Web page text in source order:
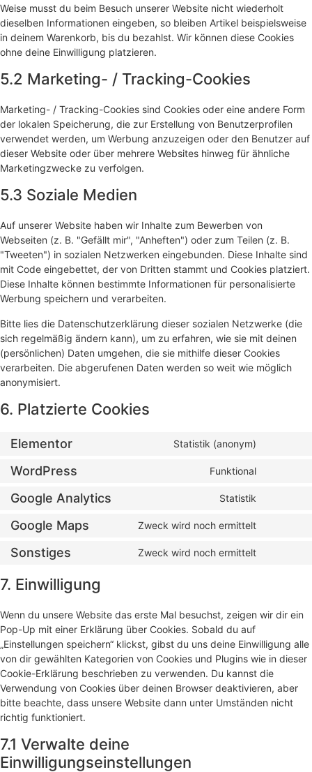
Weise musst du beim Besuch unserer Website nicht wiederholt
dieselben Informationen eingeben, so bleiben Artikel beispielsweise
in deinem Warenkorb, bis du bezahlst. Wir können diese Cookies
ohne deine Einwilligung platzieren.
5.2 Marketing- / Tracking-Cookies
Marketing- / Tracking-Cookies sind Cookies oder eine andere Form
der lokalen Speicherung, die zur Erstellung von Benutzerprofilen
verwendet werden, um Werbung anzuzeigen oder den Benutzer auf
dieser Website oder über mehrere Websites hinweg für ähnliche
Marketingzwecke zu verfolgen.
5.3 Soziale Medien
Auf unserer Website haben wir Inhalte zum Bewerben von
Webseiten (z. B. "Gefällt mir", "Anheften") oder zum Teilen (z. B.
"Tweeten") in sozialen Netzwerken eingebunden. Diese Inhalte sind
mit Code eingebettet, der von Dritten stammt und Cookies platziert.
Diese Inhalte können bestimmte Informationen für personalisierte
Werbung speichern und verarbeiten.
Bitte lies die Datenschutzerklärung dieser sozialen Netzwerke (die
sich regelmäßig ändern kann), um zu erfahren, wie sie mit deinen
(persönlichen) Daten umgehen, die sie mithilfe dieser Cookies
verarbeiten. Die abgerufenen Daten werden so weit wie möglich
anonymisiert.
6. Platzierte Cookies
Elementor Statistik (anonym)
WordPress Funktional
Google Analytics Statistik
Google Maps Zweck wird noch ermittelt
Sonstiges Zweck wird noch ermittelt
7. Einwilligung
Wenn du unsere Website das erste Mal besuchst, zeigen wir dir ein
Pop-Up mit einer Erklärung über Cookies. Sobald du auf
„Einstellungen speichern“ klickst, gibst du uns deine Einwilligung alle
von dir gewählten Kategorien von Cookies und Plugins wie in dieser
Cookie-Erklärung beschrieben zu verwenden. Du kannst die
Verwendung von Cookies über deinen Browser deaktivieren, aber
bitte beachte, dass unsere Website dann unter Umständen nicht
richtig funktioniert.
7.1 Verwalte deine
Einwilligungseinstellungen